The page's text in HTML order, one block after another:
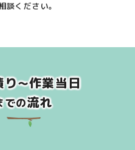
談ください。
り～作業当日
での流れ